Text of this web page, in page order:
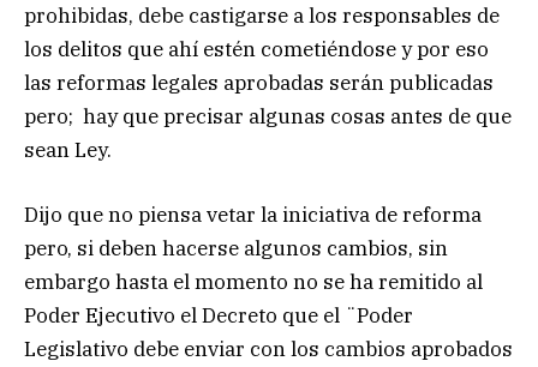
prohibidas, debe castigarse a los responsables de
los delitos que ahí estén cometiéndose y por eso
las reformas legales aprobadas serán publicadas
pero; hay que precisar algunas cosas antes de que
sean Ley.
Dijo que no piensa vetar la iniciativa de reforma
pero, si deben hacerse algunos cambios, sin
embargo hasta el momento no se ha remitido al
Poder Ejecutivo el Decreto que el ¨Poder
Legislativo debe enviar con los cambios aprobados